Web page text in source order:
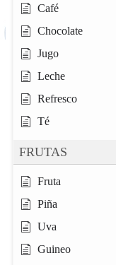
Café
Chocolate
Jugo
Leche
Refresco
Té
FRUTAS
Fruta
Piña
Uva
Guineo